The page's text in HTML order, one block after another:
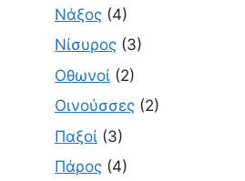
Νάξος (4)
Νίσυρος (3)
Οθωνοί (2)
Οινούσσες (2)
Παξοί (3)
Πάρος (4)